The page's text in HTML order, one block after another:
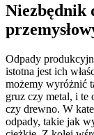
Niezbędnik
Odpady
istotna jest ich
możemy wyróżnić
gruz czy metal, i te
czy drewno. W
odpady, takie jak